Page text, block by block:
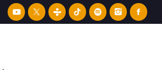
MEJOR MÚSICA LATINA Y CONTENIDO